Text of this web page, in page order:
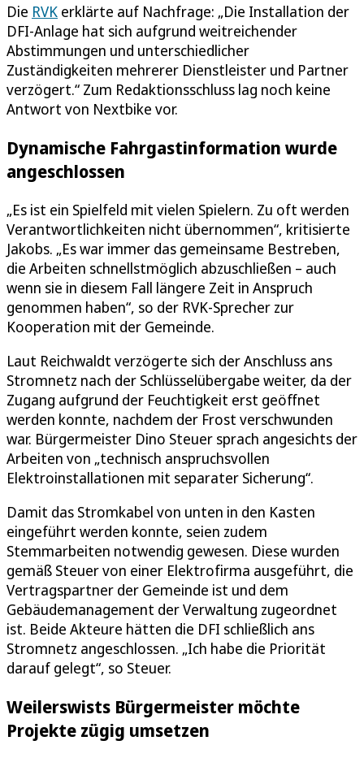
Die RVK erklärte auf Nachfrage: „Die Installation der
DFI-Anlage hat sich aufgrund weitreichender
Abstimmungen und unterschiedlicher
Zuständigkeiten mehrerer Dienstleister und Partner
verzögert.“ Zum Redaktionsschluss lag noch keine
Antwort von Nextbike vor.
Dynamische Fahrgastinformation wurde
angeschlossen
„Es ist ein Spielfeld mit vielen Spielern. Zu oft werden
Verantwortlichkeiten nicht übernommen“, kritisierte
Jakobs. „Es war immer das gemeinsame Bestreben,
die Arbeiten schnellstmöglich abzuschließen – auch
wenn sie in diesem Fall längere Zeit in Anspruch
genommen haben“, so der RVK-Sprecher zur
Kooperation mit der Gemeinde.
Laut Reichwaldt verzögerte sich der Anschluss ans
Stromnetz nach der Schlüsselübergabe weiter, da der
Zugang aufgrund der Feuchtigkeit erst geöffnet
werden konnte, nachdem der Frost verschwunden
war. Bürgermeister Dino Steuer sprach angesichts der
Arbeiten von „technisch anspruchsvollen
Elektroinstallationen mit separater Sicherung“.
Damit das Stromkabel von unten in den Kasten
eingeführt werden konnte, seien zudem
Stemmarbeiten notwendig gewesen. Diese wurden
gemäß Steuer von einer Elektrofirma ausgeführt, die
Vertragspartner der Gemeinde ist und dem
Gebäudemanagement der Verwaltung zugeordnet
ist. Beide Akteure hätten die DFI schließlich ans
Stromnetz angeschlossen. „Ich habe die Priorität
darauf gelegt“, so Steuer.
Weilerswists Bürgermeister möchte
Projekte zügig umsetzen